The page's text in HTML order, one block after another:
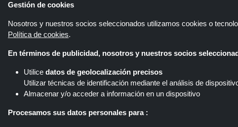
Shoppingspout.com/es es un sitio
diferentes redes de afiliados.
Gestión de cookies
Nosotros y nuestros socios seleccionados utilizamos cookies o
Política de cookies.
En términos de publicidad, nosotros y nuestros socios
Utilice datos de geolocalización precisos
Utilizar técnicas de identificación mediante el análisis de
Almacenar y/o acceder a información en un dispositivo
Procesamos sus datos personales para :